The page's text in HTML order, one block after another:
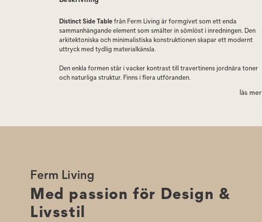
Distinct Side Tablefrån Ferm Living är formgivet som ett enda
sammanhängande element som smälter in sömlöst i inredningen. Den
arkitektoniska och minimalistiska konstruktionen skapar ett modernt
uttryck med tydlig materialkänsla.
Den enkla formen står i vacker kontrast till travertinens jordnära toner
och naturliga struktur. Finns i flera utföranden.
Sidobordet är tillverkat i travertin, ett naturmaterial med naturligaläs mer
Ferm Living
Med passion för Design &
Livsstil